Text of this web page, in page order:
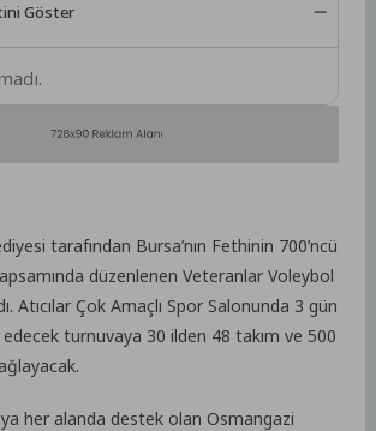
Göster
tarafından Bursa’nın Fethinin 700’ncü
düzenlenen Veteranlar Voleybol
Atıcılar Çok Amaçlı Spor Salonunda 3 gün
turnuvaya 30 ilden 48 takım ve 500
her alanda destek olan Osmangazi